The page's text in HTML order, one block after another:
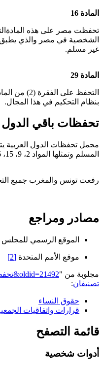
المادة 16
تحفظت مصر على هذه
الشخصية في مصر والذي يطبق
غير مسلم.
المادة 29
بنظام التحكيم في هذا المجال.
تحفظات باقي الدول
مجمل تحفظات الدول العربية
المسلم وتمثلها المواد 2، 9، 15، 16، 29 في الاتفاقية.
رفعت تونس والمغرب جميع
مصادر ومراجع
الموقع الرسمي للمجلس
موقع الأمم المتحدة [2]
مجلوبة من "https://genderiyya.xyz/mw/index.php?title=تحفظات_مصر_على_اتفاقية_القضاء_على_جميع_أشكال_التمييز_ضد_المرأة&oldid=21492
تصنيفان:
حقوق النساء
قرارات واتفاقيات
قائمة التصفح
أدوات شخصية